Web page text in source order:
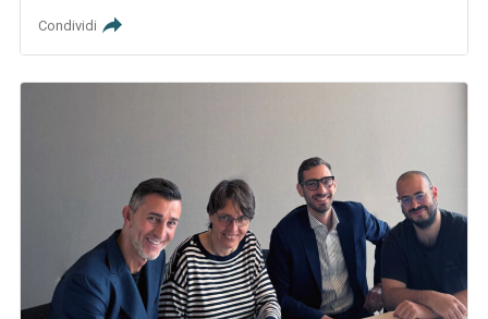
Condividi